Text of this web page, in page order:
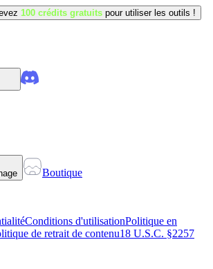
100 crédits gratuits pour utiliser les outils !
Boutique
Conditions d'utilisationPolitique en
de retrait de contenu18 U.S.C. §2257